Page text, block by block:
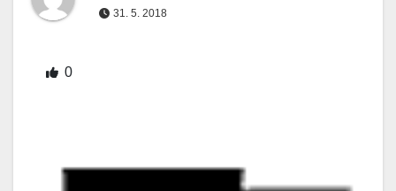
31. 5. 2018
0